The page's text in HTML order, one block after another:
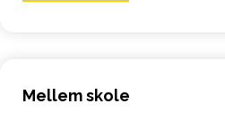
Mellem skole